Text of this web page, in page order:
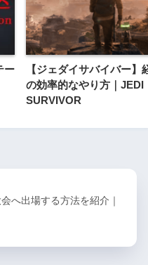
ー
【ジェダイサバイバー】
の効率的なやり方｜JEDI
SURVIVOR
へ出場する方法を紹介｜